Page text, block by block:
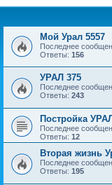
Мой Урал 5557
Последнее
Ответы: 156
УРАЛ 375
Последнее
Ответы: 243
Постройка
Последнее
Ответы: 12
Вторая жизнь
Последнее
Ответы: 195